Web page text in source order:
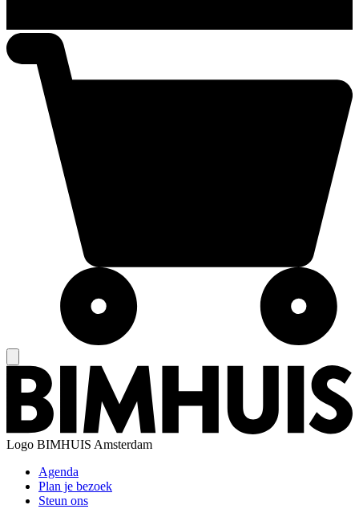
Logo BIMHUIS Amsterdam
Agenda
Plan je bezoek
Steun ons